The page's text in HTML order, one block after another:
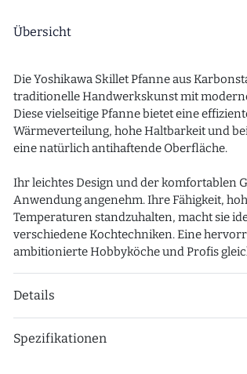
Übersicht
Die Yoshikawa Skillet Pfanne aus
traditionelle Handwerkskunst mit
Diese vielseitige Pfanne bietet eine
Wärmeverteilung, hohe Haltbarkeit und
eine natürlich antihaftende Oberfläche.
Ihr leichtes Design und der komfortablen
Anwendung angenehm. Ihre Fähigkeit,
Temperaturen standzuhalten, macht sie
verschiedene Kochtechniken. Eine
ambitionierte Hobbyköche und Profis
Details
Spezifikationen